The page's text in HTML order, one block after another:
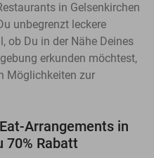
in Gelsenkirchen
unbegrenzt leckere
ob Du in der Nähe Deines
erkunden möchtest,
Möglichkeiten zur
Arrangements in
70% Rabatt